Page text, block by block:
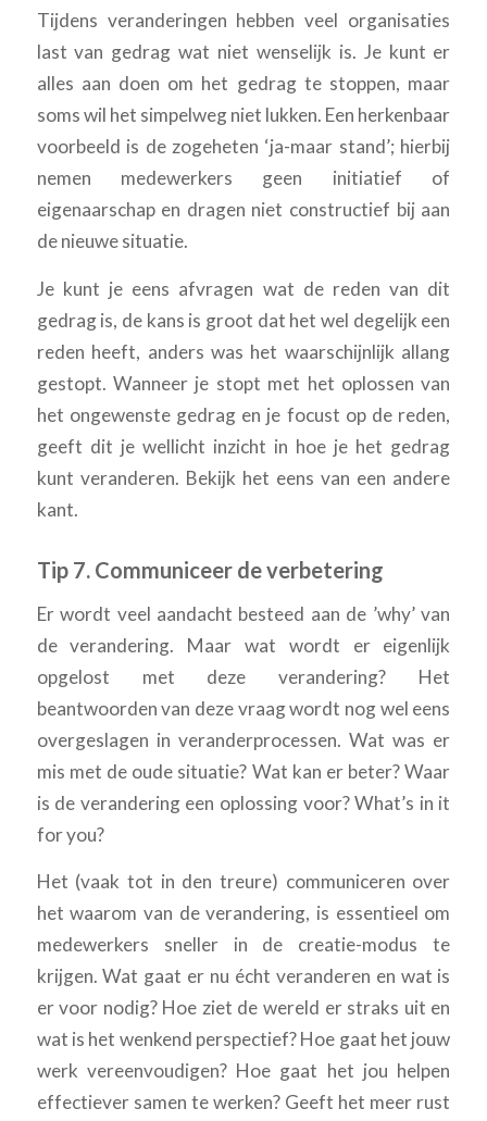
Tijdens veranderingen hebben veel organisaties
last van gedrag wat niet wenselijk is. Je kunt er
alles aan doen om het gedrag te stoppen, maar
soms wil het simpelweg niet lukken. Een herkenbaar
voorbeeld is de zogeheten ‘ja-maar stand’; hierbij
nemen medewerkers geen initiatief of
eigenaarschap en dragen niet constructief bij aan
de nieuwe situatie.
Je kunt je eens afvragen wat de reden van dit
gedrag is, de kans is groot dat het wel degelijk een
reden heeft, anders was het waarschijnlijk allang
gestopt. Wanneer je stopt met het oplossen van
het ongewenste gedrag en je focust op de reden,
geeft dit je wellicht inzicht in hoe je het gedrag
kunt veranderen. Bekijk het eens van een andere
kant.
Tip 7. Communiceer de verbetering
Er wordt veel aandacht besteed aan de ’why’ van
de verandering. Maar wat wordt er eigenlijk
opgelost met deze verandering? Het
beantwoorden van deze vraag wordt nog wel eens
overgeslagen in veranderprocessen. Wat was er
mis met de oude situatie? Wat kan er beter? Waar
is de verandering een oplossing voor? What’s in it
for you?
Het (vaak tot in den treure) communiceren over
het waarom van de verandering, is essentieel om
medewerkers sneller in de creatie-modus te
krijgen. Wat gaat er nu écht veranderen en wat is
er voor nodig? Hoe ziet de wereld er straks uit en
wat is het wenkend perspectief? Hoe gaat het jouw
werk vereenvoudigen? Hoe gaat het jou helpen
effectiever samen te werken? Geeft het meer rust